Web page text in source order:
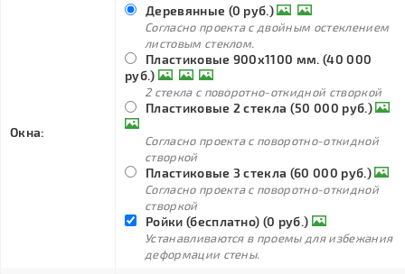
Окна:
Деревянные (0 руб.)
Согласно проекта с двойным остеклением
листовым стеклом.
Пластиковые 900х1100 мм. (40 000
руб.)
2 стекла с поворотно-откидной створкой
Пластиковые 2 стекла (50 000 руб.)
Согласно проекта с поворотно-откидной
створкой
Пластиковые 3 стекла (60 000 руб.)
Согласно проекта с поворотно-откидной
створкой
Ройки (бесплатно) (0 руб.)
Устанавливаются в проемы для избежания
деформации стены.